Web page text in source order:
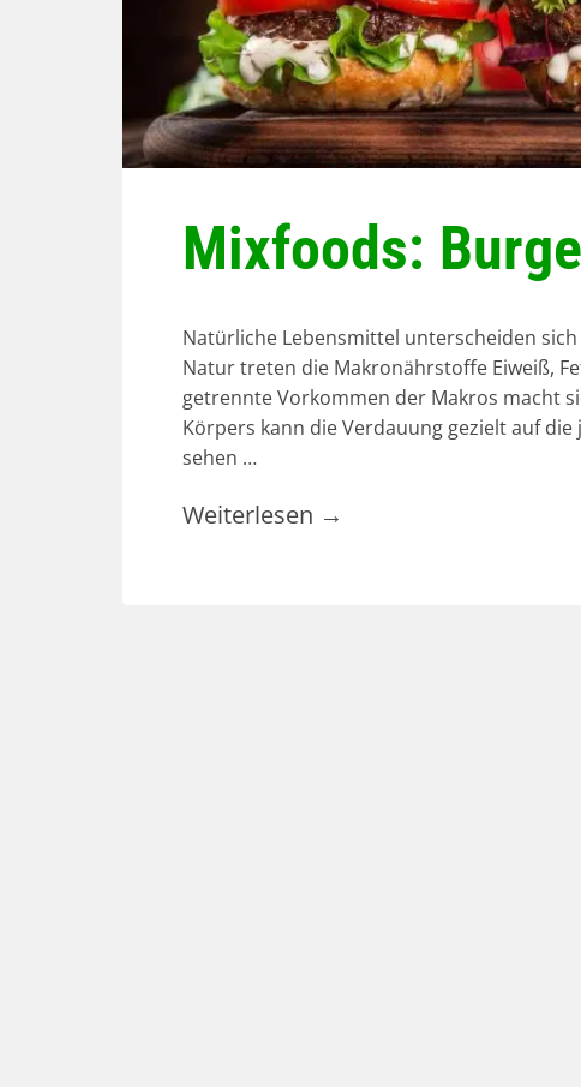
Mixfoods:
Natürliche Lebensmittel unterscheiden
Natur treten die Makronährstoffe Eiweiß,
getrennte Vorkommen der Makros macht
Körpers kann die Verdauung gezielt auf
sehen …
Weiterlesen →